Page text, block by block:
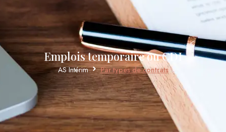
Emplois temporaire ou CDI
AS Intérim Par types de contrats